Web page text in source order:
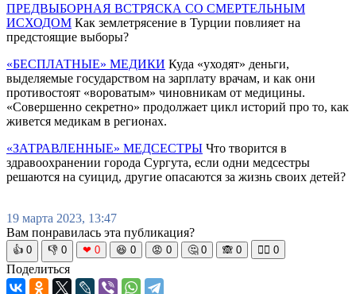
ПРЕДВЫБОРНАЯ ВСТРЯСКА СО СМЕРТЕЛЬНЫМ
ИСХОДОМ Как землетрясение в Турции повлияет на
предстоящие выборы?
«БЕСПЛАТНЫЕ» МЕДИКИ Куда «уходят» деньги,
выделяемые государством на зарплату врачам, и как они
противостоят «вороватым» чиновникам от медицины.
«Совершенно секретно» продолжает цикл историй про то, как
живется медикам в регионах.
«ЗАТРАВЛЕННЫЕ» МЕДСЕСТРЫ Что творится в
здравоохранении города Сургута, если одни медсестры
решаются на суицид, другие опасаются за жизнь своих детей?
19 марта 2023, 13:47
Вам понравилась эта публикация?
👍 0 👎 0 ❤ 0 😆 0 😡 0 🤔 0 🙈 0 🧘‍♀️ 0
Поделиться